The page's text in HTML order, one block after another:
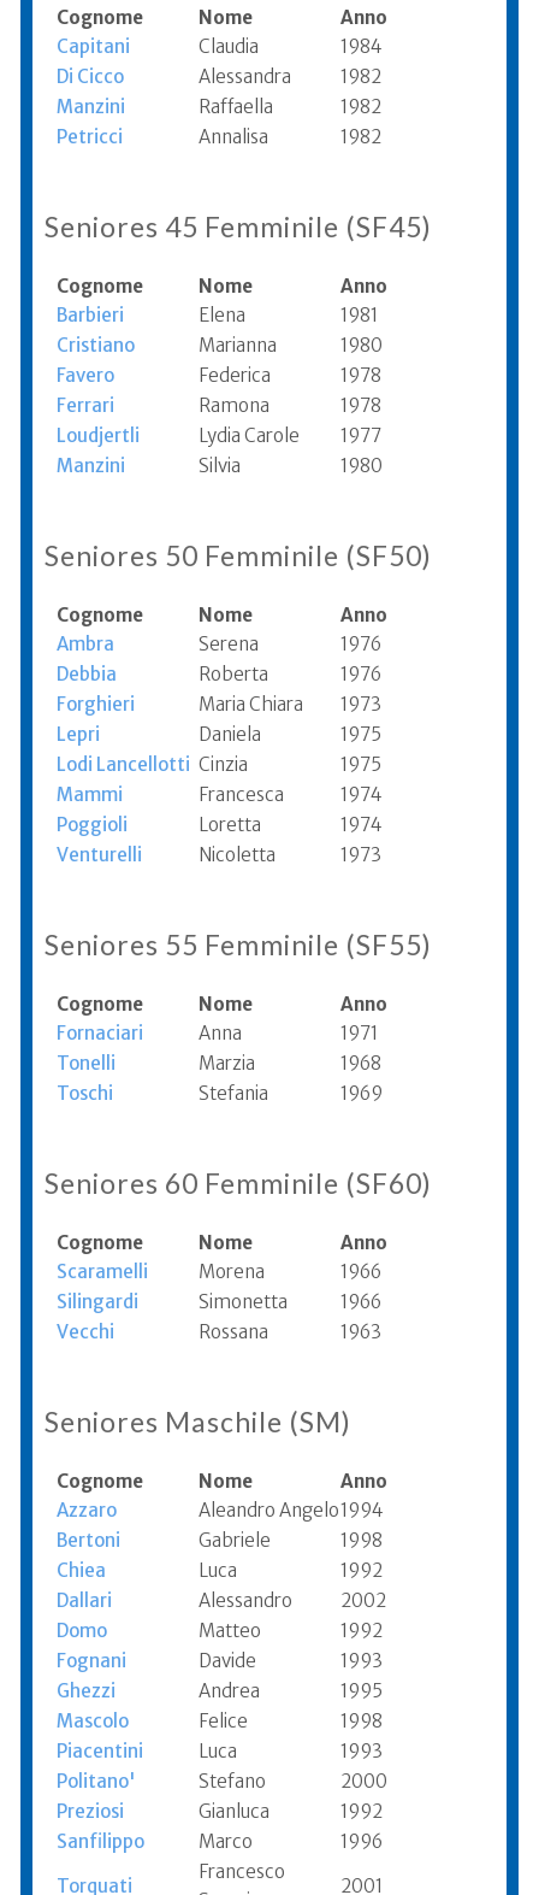
Cognome Nome
Anno
Capitani
Claudia
1984
Di Cicco
Alessandra
1982
Manzini
Raffaella
1982
Petricci
Annalisa 1982
Seniores 45 Femminile (SF45)
Cognome Nome
Anno
Barbieri
Elena
1981
Cristiano
Marianna
1980
Favero
Federica
1978
Ferrari
Ramona
1978
Loudjertli
Lydia Carole
1977
Manzini
Silvia 1980
Seniores 50 Femminile (SF50)
Cognome Nome
Anno
Ambra
Serena
1976
Debbia
Roberta
1976
Forghieri
Maria Chiara
1973
Lepri
Daniela
1975
Lodi Lancellotti Cinzia
1975
Mammi
Francesca
1974
Poggioli
Loretta
1974
Venturelli
Nicoletta 1973
Seniores 55 Femminile (SF55)
Cognome Nome
Anno
Fornaciari
Anna
1971
Tonelli
Marzia
1968
Toschi
Stefania 1969
Seniores 60 Femminile (SF60)
Cognome Nome
Anno
Scaramelli
Morena
1966
Silingardi
Simonetta
1966
Vecchi
Rossana 1963
Seniores Maschile (SM)
Cognome Nome
Anno
Azzaro
Aleandro Angelo1994
Bertoni
Gabriele
1998
Chiea
Luca
1992
Dallari
Alessandro
2002
Domo
Matteo
1992
Fognani
Davide
1993
Ghezzi
Andrea
1995
Mascolo
Felice
1998
Piacentini
Luca
1993
Politano'
Stefano
2000
Preziosi
Gianluca
1992
Sanfilippo
Marco
1996
Torquati
Francesco
2001